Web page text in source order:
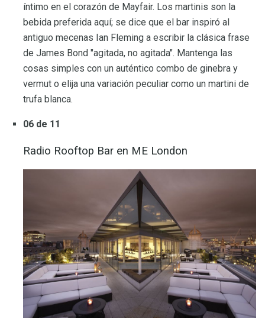
íntimo en el corazón de Mayfair. Los martinis son la
bebida preferida aquí; se dice que el bar inspiró al
antiguo mecenas Ian Fleming a escribir la clásica frase
de James Bond "agitada, no agitada". Mantenga las
cosas simples con un auténtico combo de ginebra y
vermut o elija una variación peculiar como un martini de
trufa blanca.
06 de 11
Radio Rooftop Bar en ME London